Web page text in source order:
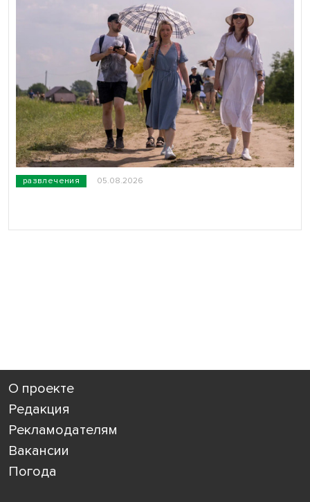
развлечения 05.08.2026
О проекте
Редакция
Рекламодателям
Вакансии
Погода